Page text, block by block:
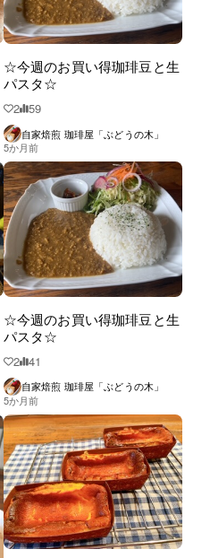
☆今週のお買い得珈琲豆と生
パスタ☆
2 59
自家焙煎 珈琲屋「ぶどうの木」
5か月前
☆今週のお買い得珈琲豆と生
パスタ☆
2 41
自家焙煎 珈琲屋「ぶどうの木」
5か月前